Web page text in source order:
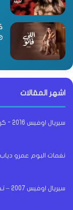
اشهر المقالات
سيريال اوفيس 2016 - كراك اوفيس 2016
نغمات البوم عمرو دياب
سيريال اوفيس 2007 – تفعيل اوفيس 2007